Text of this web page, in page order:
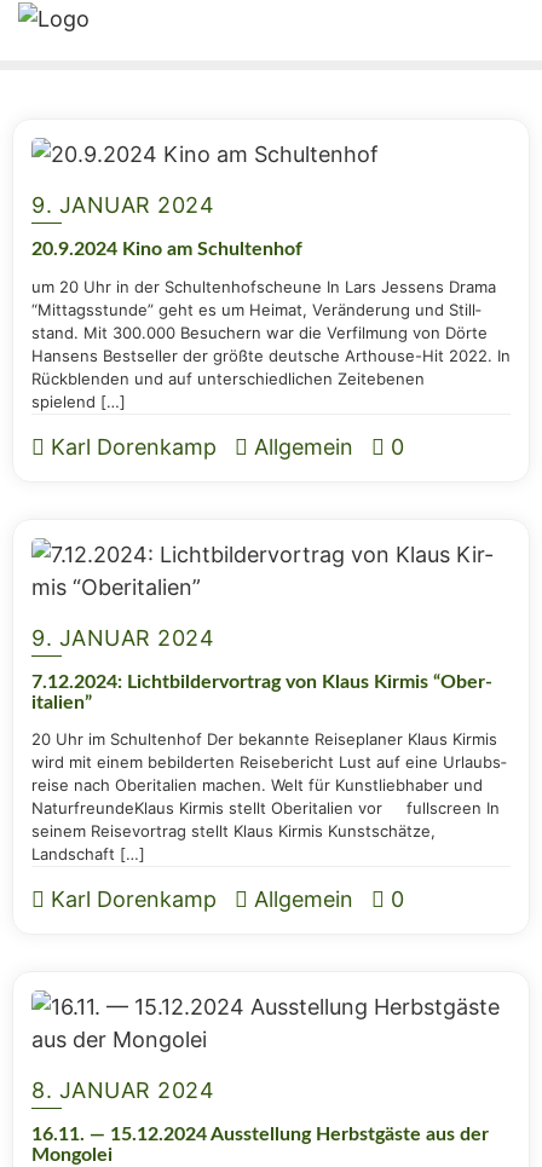
9. JANUAR 2024
20.9.2024 Kino am Schultenhof
um 20 Uhr in der Schul­ten­hof­scheu­ne In Lars Jes­sens Dra­ma
“Mit­tags­stun­de” geht es um Hei­mat, Ver­än­de­rung und Still­
stand. Mit 300.000 Besu­chern war die Ver­fil­mung von Dör­te
Han­sens Best­sel­ler der größ­te deut­sche Art­house-Hit 2022. In
Rück­blen­den und auf unter­schied­li­chen Zeit­ebe­nen
spielend […]
Karl Dorenkamp Allgemein 0
9. JANUAR 2024
7.12.2024: Licht­bil­der­vor­trag von Klaus Kir­mis “Ober­
ita­li­en”
20 Uhr im Schul­ten­hof Der bekann­te Rei­se­pla­ner Klaus Kir­mis
wird mit einem bebil­der­ten Rei­se­be­richt Lust auf eine Urlaubs­
rei­se nach Ober­ita­li­en machen. Welt für Kunst­lieb­ha­ber und
Natur­freun­de­Klaus Kir­mis stellt Ober­ita­li­en vor full­screen In
sei­nem Rei­se­vor­trag stellt Klaus Kir­mis Kunst­schät­ze,
Landschaft […]
Karl Dorenkamp Allgemein 0
8. JANUAR 2024
16.11. — 15.12.2024 Aus­stel­lung Herbst­gäs­te aus der
Mongolei